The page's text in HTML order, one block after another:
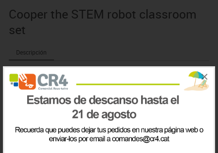
×
Cooper the STEM robot classroom
set
Descripción
Set escolar para aprender fundamentos de programación con
planes de clase y actividades STEM detalladas. Programa los 4
robots Cooper para colaborar y superar desafíos al 100% sin
pantalla. Reconocen el entorno, hablan, cantan, bailan y evitan
obstáculos gracias a múltiples sensores. Fabricado con
materiales resistentes.